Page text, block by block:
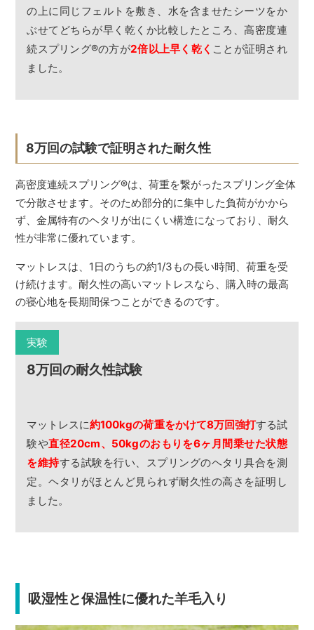
の上に同じフェルトを敷き、水を含ませたシーツをか
ぶせてどちらが早く乾くか比較したところ、高密度連
続スプリング®の方が2倍以上早く乾く ことが証明され
ました。
8万回の試験で証明された耐久性
高密度連続スプリング®は、荷重を繋がったスプリング全体
で分散させます。そのため部分的に集中した負荷がかから
ず、金属特有のヘタリが出にくい構造になっており、耐久
性が非常に優れています。
マットレスは、1日のうちの約1/3もの長い時間、荷重を受
け続けます。耐久性の高いマットレスなら、購入時の最高
の寝心地を長期間保つことができるのです。
実験
8万回の耐久性試験
マットレスに約100kgの荷重をかけて8万回強打する試
験や直径20cm、50kgのおもりを6ヶ月間乗せた状態
を維持する試験を行い、スプリングのヘタリ具合を測
定。ヘタリがほとんど見られず耐久性の高さを証明し
ました。
吸湿性と保温性に優れた羊毛入り